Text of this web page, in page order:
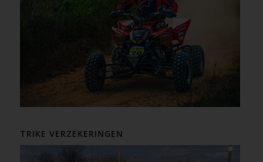
TRIKE VERZEKERINGEN